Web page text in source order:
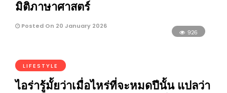
มิติภาษาศาสตร์
Posted On 20 January 2026
926
LIFESTYLE
ไอร่ารู้มั้ยว่าเมื่อไหร่ที่จะหมดปีนั้น แปลว่า